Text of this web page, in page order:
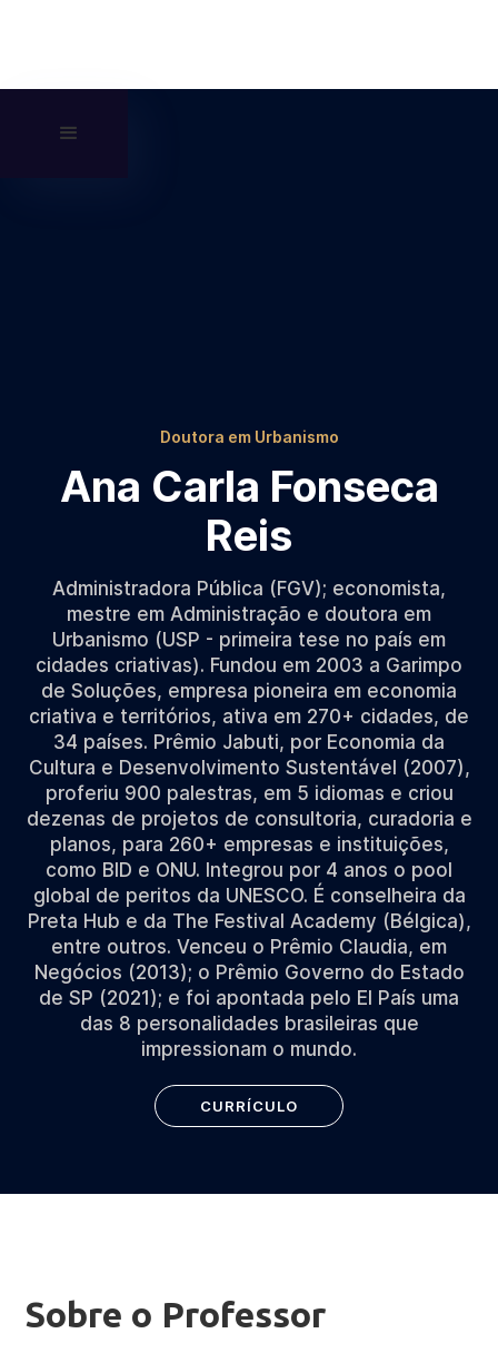
Doutora em Urbanismo
Ana Carla Fonseca
Reis
Administradora Pública (FGV); economista,
mestre em Administração e doutora em
Urbanismo (USP - primeira tese no país em
cidades criativas). Fundou em 2003 a Garimpo
de Soluções, empresa pioneira em economia
criativa e territórios, ativa em 270+ cidades, de
34 países. Prêmio Jabuti, por Economia da
Cultura e Desenvolvimento Sustentável (2007),
proferiu 900 palestras, em 5 idiomas e criou
dezenas de projetos de consultoria, curadoria e
planos, para 260+ empresas e instituições,
como BID e ONU. Integrou por 4 anos o pool
global de peritos da UNESCO. É conselheira da
Preta Hub e da The Festival Academy (Bélgica),
entre outros. Venceu o Prêmio Claudia, em
Negócios (2013); o Prêmio Governo do Estado
de SP (2021); e foi apontada pelo El País uma
das 8 personalidades brasileiras que
impressionam o mundo.
CURRÍCULO
Sobre o Professor